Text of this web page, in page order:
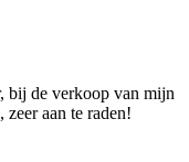
bij de verkoop van mijn
aan te raden!